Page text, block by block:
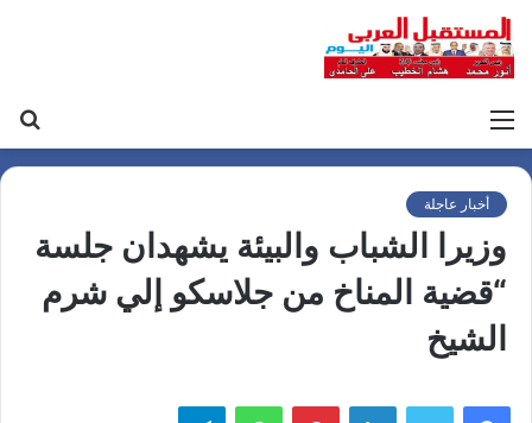
أخبار عاجلة
وزيرا الشباب والبيئة يشهدان جلسة
“قضية المناخ من جلاسكو إلي شرم
الشيخ
لينكدإن بينتيريست واتساب